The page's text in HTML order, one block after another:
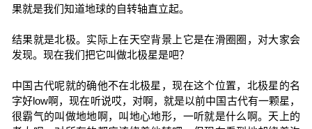
果就是我们知道地球的自转轴直立起。
结果就是北极。实际上在天空背景上它是在滑圈圈，对大家会
发现。现在我们把它叫做北极星是吧？
中国古代呢就的确他不在北极星，现在这个位置，北极星的名
字好low啊，现在听说哎，对啊，就是以前中国古代有一颗星，
很霸气的叫做地地啊，叫地心地形，一听就是什么啊。天上的